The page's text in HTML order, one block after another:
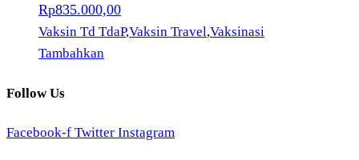
Rp835.000,00
Vaksin Td TdaP,Vaksin Travel,Vaksinasi
Tambahkan
Follow Us
Facebook-f Twitter Instagram